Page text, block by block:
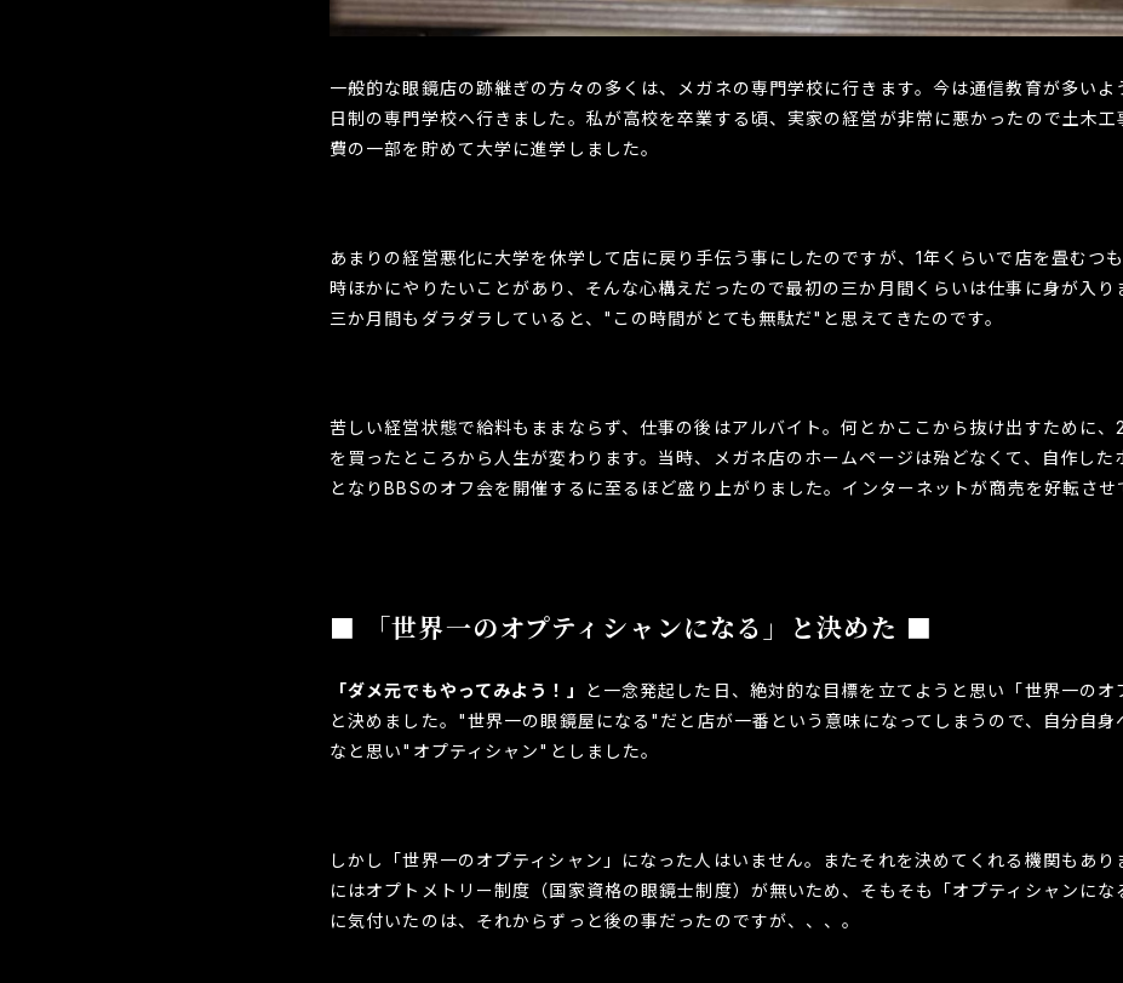
一般的な眼鏡店の跡継ぎの方々の多くは、メガネの専門学校に行きます。今は通信教育が多いよ
日制の専門学校へ行きました。私が高校を卒業する頃、実家の経営が非常に悪かったので土木工
費の一部を貯めて大学に進学しました。
あまりの経営悪化に大学を休学して店に戻り手伝う事にしたのですが、1年くらいで店を畳むつ
時ほかにやりたいことがあり、そんな心構えだったので最初の三か月間くらいは仕事に身が入り
三か月間もダラダラしていると、"この時間がとても無駄だ"と思えてきたのです。
苦しい経営状態で給料もままならず、仕事の後はアルバイト。何とかここから抜け出すために
を買ったところから人生が変わります。当時、メガネ店のホームページは殆どなくて、自作した
となりBBSのオフ会を開催するに至るほど盛り上がりました。インターネットが商売を好転させ
■ 「世界一のオプティシャンになる」と決めた ■
「ダメ元でもやってみよう！」
と一念発起した日、絶対的な目標を立てようと思い「世界一のオ
と決めました。"世界一の眼鏡屋になる"だと店が一番という意味になってしまうので、自分自身
なと思い"オプティシャン"としました。
しかし「世界一のオプティシャン」になった人はいません。またそれを決めてくれる機関もあり
にはオプトメトリー制度（国家資格の眼鏡士制度）が無いため、そもそも「オプティシャンにな
に気付いたのは、それからずっと後の事だったのですが、、、。